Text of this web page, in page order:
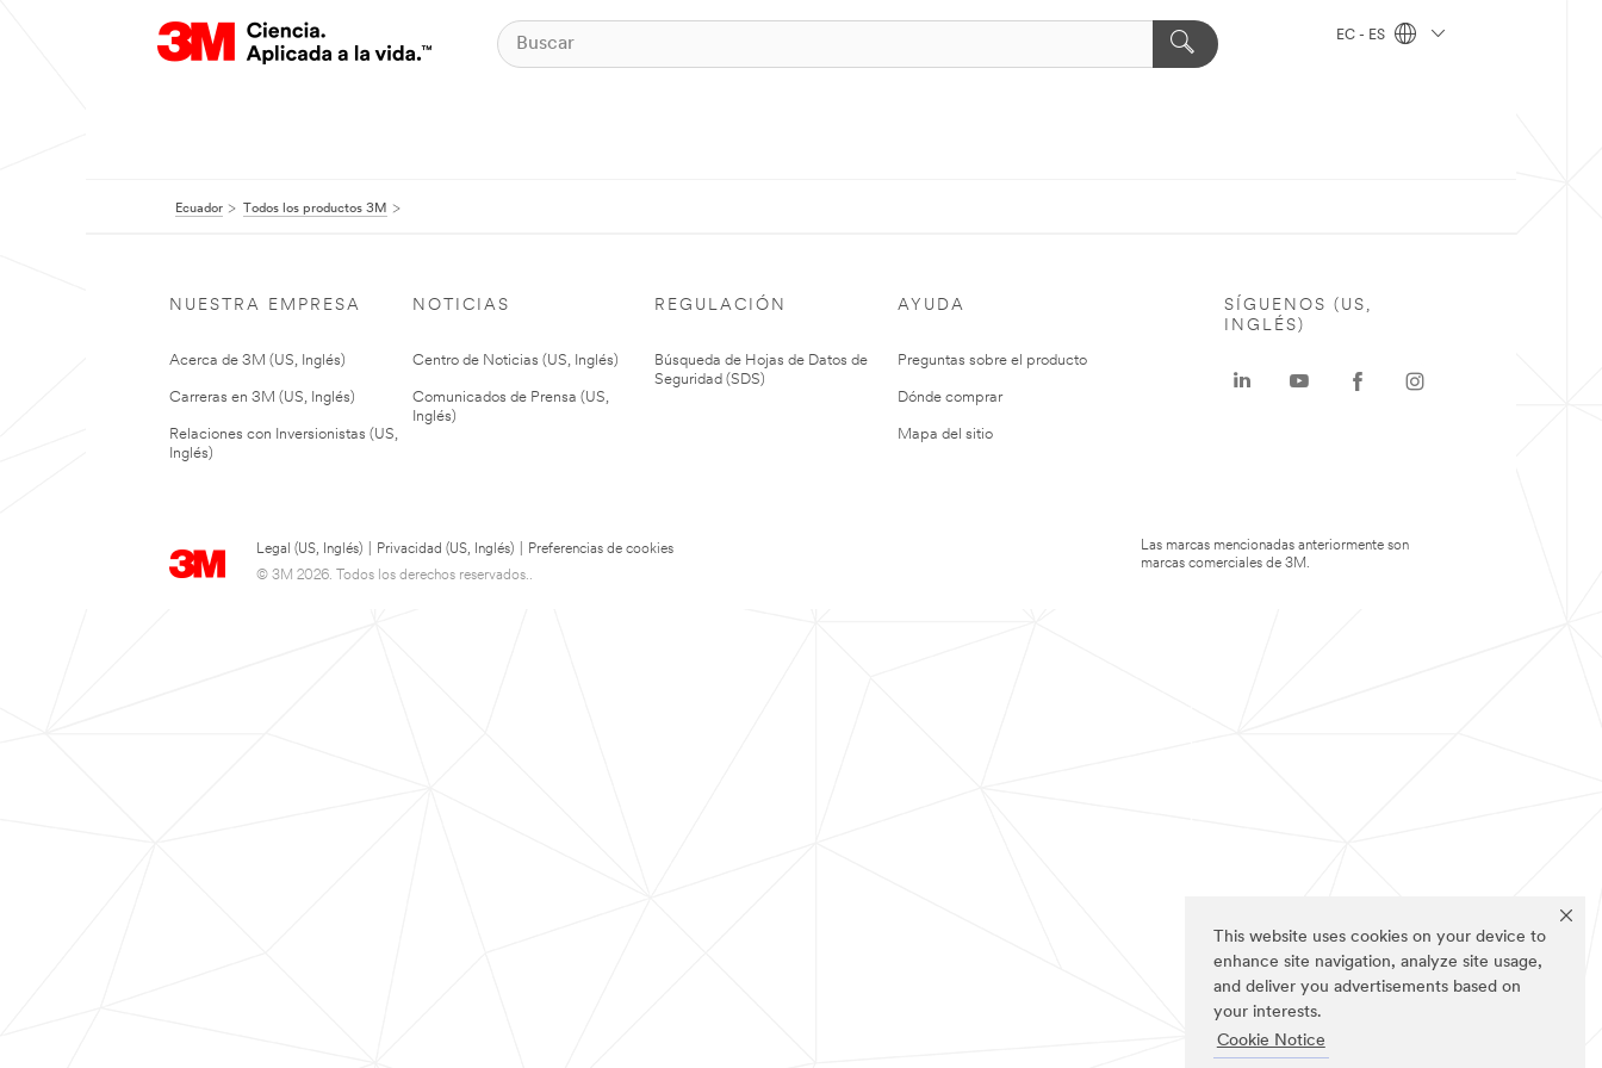
This website uses cookies on your device to
enhance site navigation, analyze site usage,
and deliver you advertisements based on
your interests.
Cookie Notice
EC - ES
Ecuador Todos los productos 3M
NUESTRA EMPRESA
Acerca de 3M (US, Inglés)
Carreras en 3M (US, Inglés)
Relaciones con Inversionistas (US,
Inglés)
NOTICIAS
Centro de Noticias (US, Inglés)
Comunicados de Prensa (US,
Inglés)
REGULACIÓN
Búsqueda de Hojas de Datos de
Seguridad (SDS)
AYUDA
Preguntas sobre el producto
Dónde comprar
Mapa del sitio
Legal (US, Inglés) Privacidad (US, Inglés)
Preferencias de cookies
© 3M 2026. Todos los derechos reservados..
SÍGUENOS (US,
INGLÉS)
Las marcas mencionadas anteriormente son
marcas comerciales de 3M.